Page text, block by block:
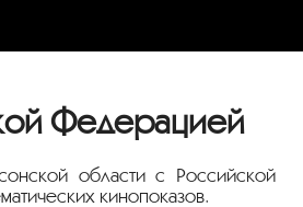
Федерацией
области с Российской
кинопоказов.